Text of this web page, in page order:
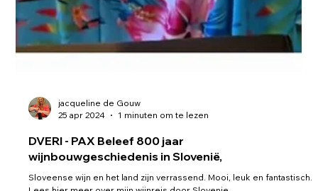
jacqueline de Gouw
25 apr 2024
1 minuten om te lezen
DVERI - PAX Beleef 800 jaar
wijnbouwgeschiedenis in Slovenië,